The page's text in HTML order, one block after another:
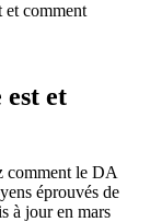
et comment
et
comment le DA
éprouvés de
à jour en mars